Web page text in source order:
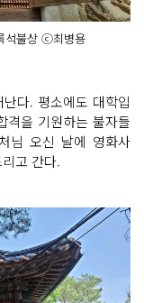
석불상 ⓒ최병용
다. 평소에도 대학입
격을 기원하는 불자들
님 오신 날에 영화사
고 간다.